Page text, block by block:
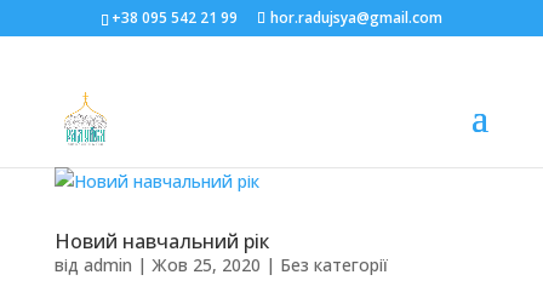
+38 095 542 21 99 hor.radujsya@gmail.com
Новий навчальний рік
від admin | Жов 25, 2020 | Без категорії